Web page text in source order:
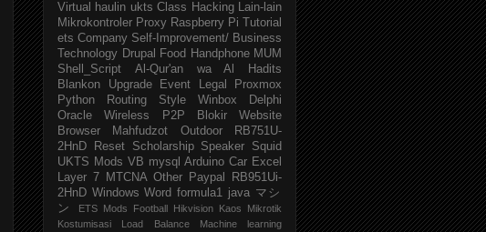
Virtual
haulin ukts Class Hacking Lain-lain
Mikrokontroler Proxy Raspberry Pi
Tutorial
ets Company Self-Improvement/ Business
Technology Drupal Food Handphone MUM
Shell_Script
Al-Qur'an wa Al Hadits
Blankon
Upgrade Event Legal
Proxmox
Python
Routing Style Winbox
Delphi
Oracle
Wireless P2P
Blokir Website
Browser
Mahfudzot Outdoor
RB751U-
2HnD
Reset Scholarship Speaker
Squid
UKTS Mods VB mysql Arduino Car Excel
Layer 7
MTCNA Other Paypal
RB951Ui-
2HnD Windows Word formula1 java マシ
ン
ETS Mods Football Hikvision Kaos Mikrotik
Kostumisasi
Load Balance
Machine learning